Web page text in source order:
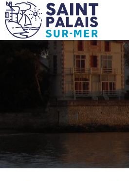
Panneau de gestion des cookies